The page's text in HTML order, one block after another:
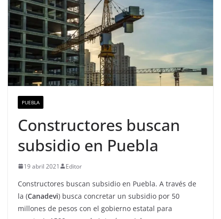
PUEBLA
Constructores buscan
subsidio en Puebla
19 abril 2021 Editor
Constructores buscan subsidio en Puebla. A través de
la (Canadevi) busca concretar un subsidio por 50
millones de pesos con el gobierno estatal para